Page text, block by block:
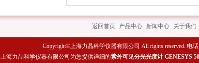
返回首页 产品中心 新闻中心 关于我们
Copyright©上海力晶科学仪器有限公司 All rights reserved. 电话
上海力晶科学仪器有限公司为您提供详细的紫外可见分光光度计 GENESYS 50